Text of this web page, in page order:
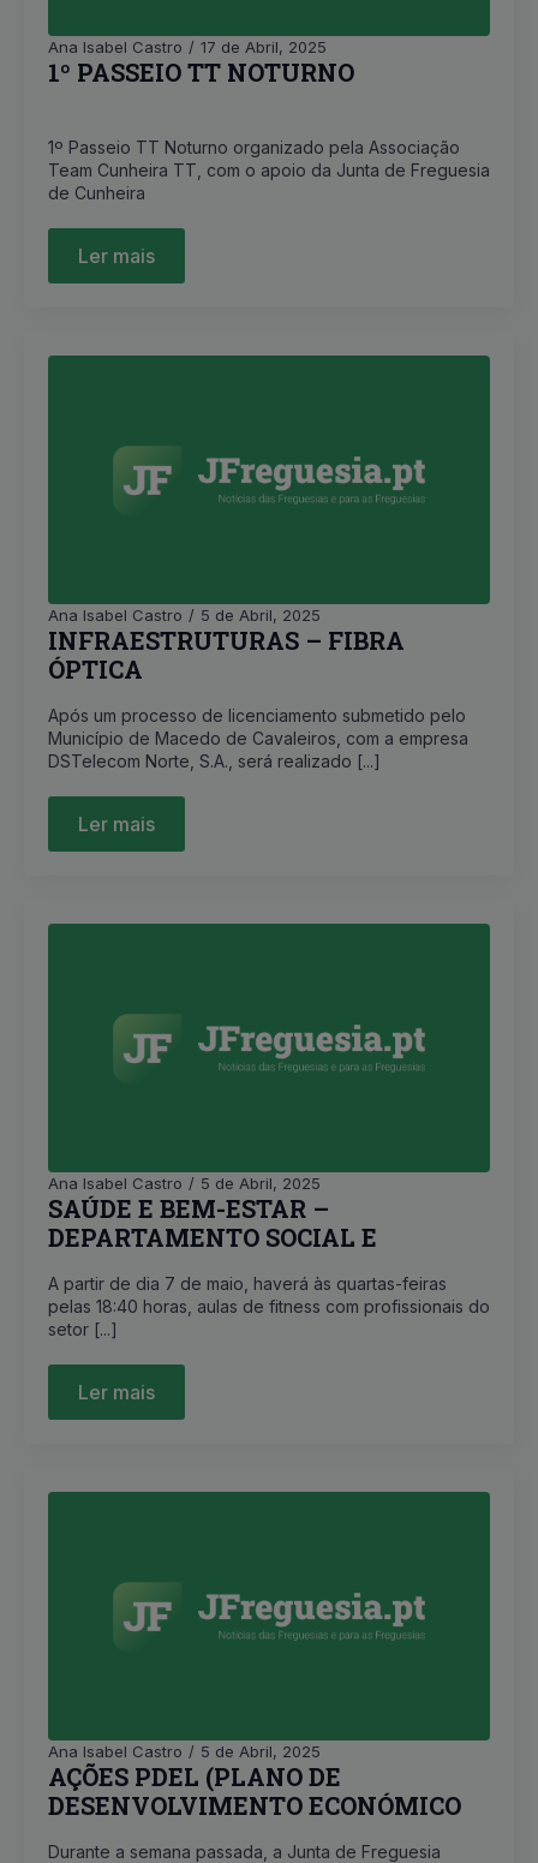
1º PASSEIO TT NOTURNO
Ana Isabel Castro 17 de Abril, 2025
1º Passeio TT Noturno organizado pela Associação
Team Cunheira TT, com o apoio da Junta de Freguesia
de Cunheira
Ler mais
INFRAESTRUTURAS – FIBRA
ÓPTICA
Ana Isabel Castro 5 de Abril, 2025
Após um processo de licenciamento submetido pelo
Município de Macedo de Cavaleiros, com a empresa
DSTelecom Norte, S.A., será realizado [...]
Ler mais
SAÚDE E BEM-ESTAR –
DEPARTAMENTO SOCIAL E
Ana Isabel Castro 5 de Abril, 2025
A partir de dia 7 de maio, haverá às quartas-feiras
pelas 18:40 horas, aulas de fitness com profissionais do
setor [...]
Ler mais
AÇÕES PDEL (PLANO DE
DESENVOLVIMENTO ECONÓMICO
Ana Isabel Castro 5 de Abril, 2025
Durante a semana passada, a Junta de Freguesia